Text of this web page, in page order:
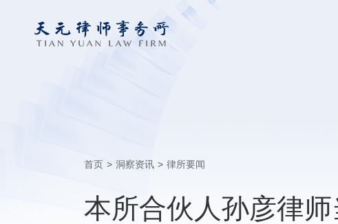
首页 > 洞察资讯 > 律所要闻
本所合伙人孙彦律